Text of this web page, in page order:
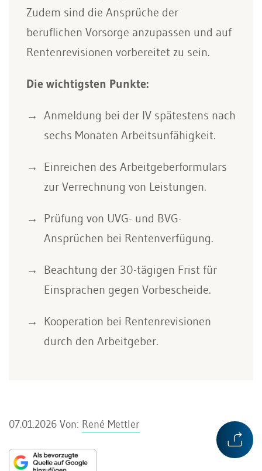
Zudem sind die Ansprüche der
beruflichen Vorsorge anzupassen und auf
Rentenrevisionen vorbereitet zu sein.
Die wichtigsten Punkte:
Anmeldung bei der IV spätestens nach
sechs Monaten Arbeitsunfähigkeit.
Einreichen des Arbeitgeberformulars
zur Verrechnung von Leistungen.
Prüfung von UVG- und BVG-
Ansprüchen bei Rentenverfügung.
Beachtung der 30-tägigen Frist für
Einsprachen gegen Vorbescheide.
Kooperation bei Rentenrevisionen
durch den Arbeitgeber.
07.01.2026 Von: René Mettler